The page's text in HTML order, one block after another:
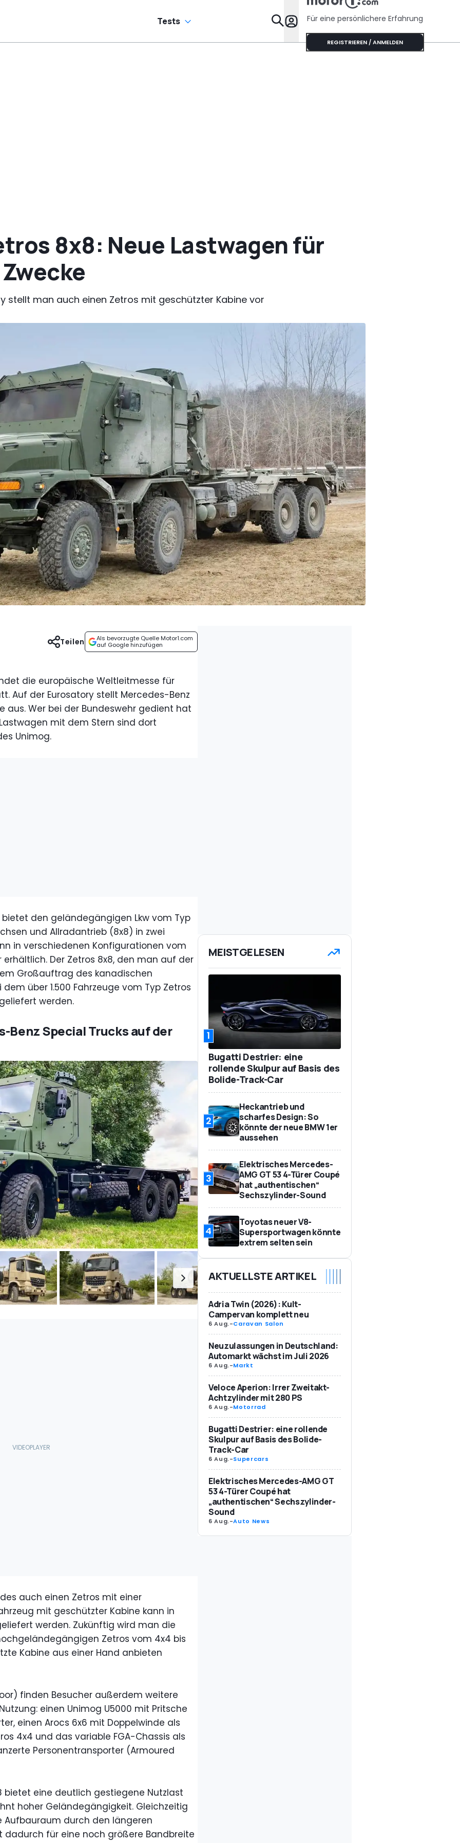
Tests Specials
Für eine persönlichere Erfahrung
REGISTRIEREN / ANMELDEN
8x8: Neue Lastwagen für
stellt man auch einen Zetros mit geschützter Kabine vor
Als bevorzugte Quelle Motor1.com
auf Google hinzufügen
Teilen
die europäische Weltleitmesse für
Auf der Eurosatory stellt Mercedes-Benz
aus. Wer bei der Bundeswehr gedient hat
mit dem Stern sind dort
Unimog.
den geländegängigen Lkw vom Typ
und Allradantrieb (8x8) in zwei
in verschiedenen Konfigurationen vom
Der Zetros 8x8, den man auf der
Großauftrag des kanadischen
über 1.500 Fahrzeuge vom Typ Zetros
werden.
Benz Special Trucks auf der
auch einen Zetros mit einer
mit geschützter Kabine kann in
werden. Zukünftig wird man die
Zetros vom 4x4 bis
Kabine aus einer Hand anbieten
finden Besucher außerdem weitere
einen Unimog U5000 mit Pritsche
einen Arocs 6x6 mit Doppelwinde als
4x4 und das variable FGA-Chassis als
Personentransporter (Armoured
bietet eine deutlich gestiegene Nutzlast
hoher Geländegängigkeit. Gleichzeitig
durch den längeren
dadurch für eine noch größere Bandbreite
MEISTGELESEN
1
Bugatti Destrier: eine
rollende Skulpur auf Basis des
Bolide-Track-Car
2
Heckantrieb und
scharfes Design: So
könnte der neue BMW 1er
aussehen
3
Elektrisches Mercedes-
AMG GT 53 4-Türer Coupé
hat „authentischen“
Sechszylinder-Sound
4
Toyotas neuer V8-
Supersportwagen könnte
extrem selten sein
AKTUELLSTE ARTIKEL
Adria Twin (2026): Kult-
Campervan komplett neu
6 Aug.-Caravan Salon
Neuzulassungen in Deutschland:
Automarkt wächst im Juli 2026
6 Aug.-Markt
Veloce Aperion: Irrer Zweitakt-
Achtzylinder mit 280 PS
6 Aug.-Motorrad
Bugatti Destrier: eine rollende
Skulpur auf Basis des Bolide-
Track-Car
6 Aug.-Supercars
Elektrisches Mercedes-AMG GT
53 4-Türer Coupé hat
„authentischen“ Sechszylinder-
Sound
6 Aug.-Auto News